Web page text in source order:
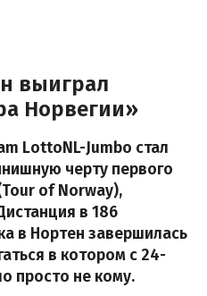
выиграл
Норвегии»
LottoNL-Jumbo стал
черту первого
of Norway),
в 186
в Нортен завершилась
в котором с 24-
просто не кому.